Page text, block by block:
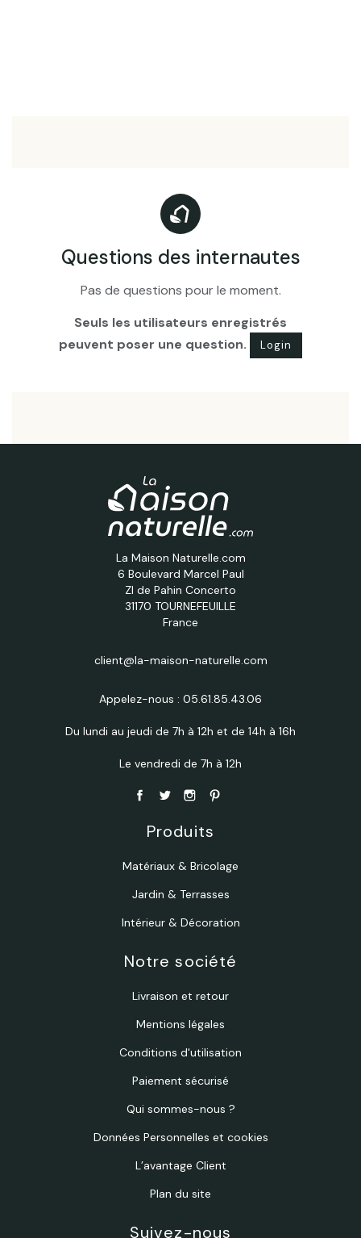
Questions des internautes
Pas de questions pour le moment.
Seuls les utilisateurs enregistrés
peuvent poser une question.
Login
La Maison Naturelle.com
6 Boulevard Marcel Paul
ZI de Pahin Concerto
31170 TOURNEFEUILLE
France
client@la-maison-naturelle.com
Appelez-nous : 05.61.85.43.06
Du lundi au jeudi de 7h à 12h et de 14h à 16h
Le vendredi de 7h à 12h
Produits
Matériaux & Bricolage
Jardin & Terrasses
Intérieur & Décoration
Notre société
Livraison et retour
Mentions légales
Conditions d'utilisation
Paiement sécurisé
Qui sommes-nous ?
Données Personnelles et cookies
L’avantage Client
Plan du site
Suivez-nous